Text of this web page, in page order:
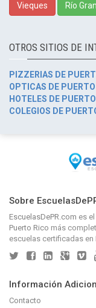
Vieques Río
OTROS SITIOS DE
PIZZERIAS DE
OPTICAS DE
HOTELES DE
COLEGIOS DE
Sobre
EscuelasDePR.com es
Puerto Rico más
escuelas certificadas en
Información
Contacto